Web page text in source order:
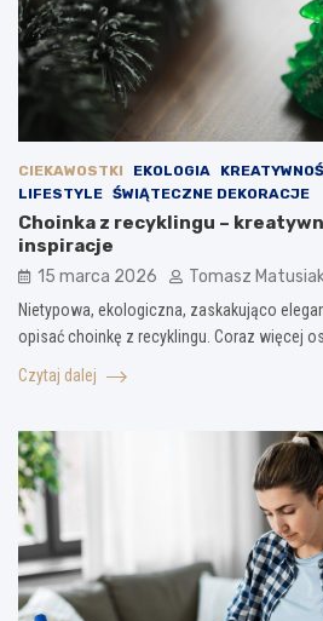
CIEKAWOSTKI EKOLOGIA
LIFESTYLE ŚWIĄTECZNE DEKORACJE
Choinka z recyklingu –
inspiracje
15 marca 2026 Tomasz
Nietypowa, ekologiczna, zaskakująco
opisać choinkę z recyklingu. Coraz więcej
Czytaj dalej